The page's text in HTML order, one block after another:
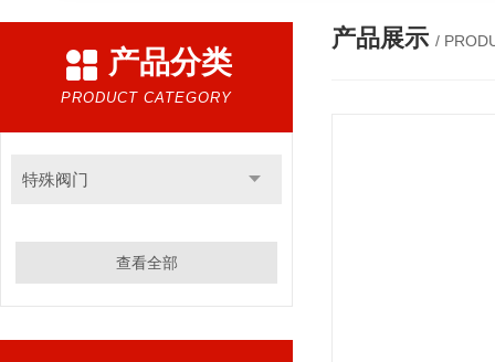
产品分类
PRODUCT CATEGORY
特殊阀门
查看全部
产品展示 /